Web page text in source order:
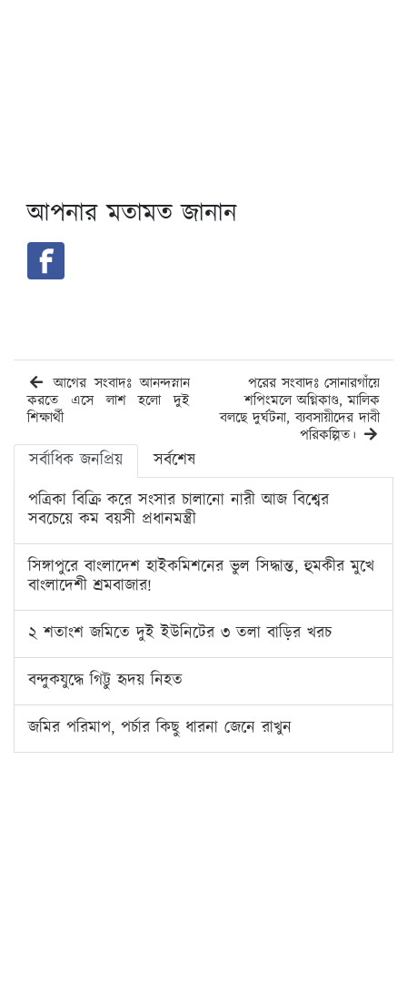
আপনার মতামত জানান
আগের সংবাদঃ আনন্দস্নান
করতে এসে লাশ হলো দুই
শিক্ষার্থী
পরের সংবাদঃ সোনারগাঁয়ে
শপিংমলে অগ্নিকাণ্ড, মালিক
বলছে দুর্ঘটনা, ব্যবসায়ীদের দাবী
পরিকল্পিত।
সর্বাধিক জনপ্রিয়
সর্বশেষ
পত্রিকা বিক্রি করে সংসার চালানো নারী আজ বিশ্বের
সবচেয়ে কম বয়সী প্রধানমন্ত্রী
সিঙ্গাপুরে বাংলাদেশ হাইকমিশনের ভুল সিদ্ধান্ত, হুমকীর মুখে
বাংলাদেশী শ্রমবাজার!
২ শতাংশ জমিতে দুই ইউনিটের ৩ তলা বাড়ির খরচ
বন্দুকযুদ্ধে গিট্টু হৃদয় নিহত
জমির পরিমাপ, পর্চার কিছু ধারনা জেনে রাখুন